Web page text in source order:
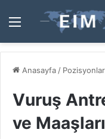
Menü
Anasayfa / Pozisyonlar
Vuruş
ve